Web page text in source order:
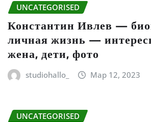
UNCATEGORISED
Константин Ивлев —
личная жизнь —
жена, дети, фото
studiohallo_ Мар 12, 2023
UNCATEGORISED